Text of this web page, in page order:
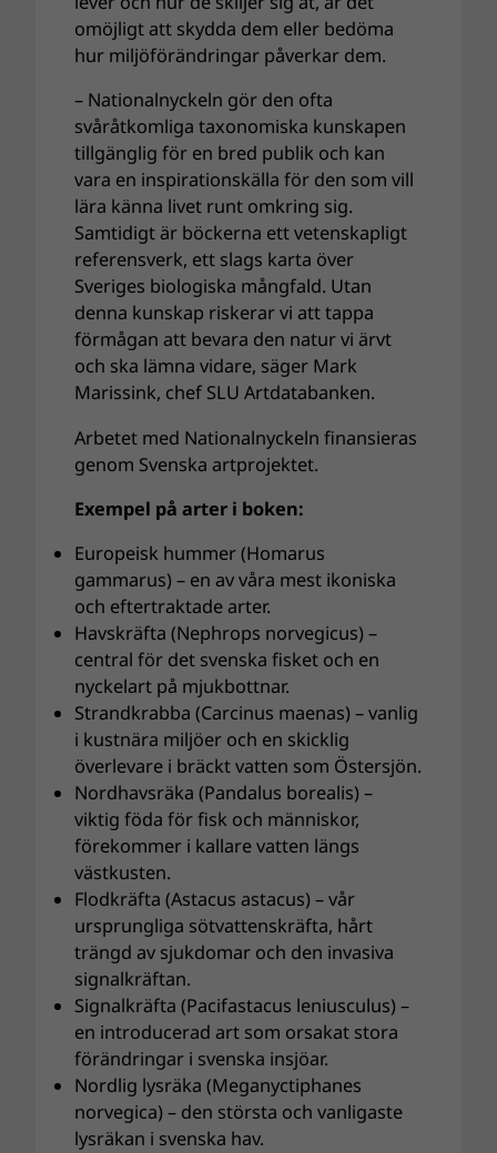
omöjligt att skydda dem eller bedöma
hur miljöförändringar påverkar dem.
– Nationalnyckeln gör den ofta
svåråtkomliga taxonomiska kunskapen
tillgänglig för en bred publik och kan
vara en inspirationskälla för den som vill
lära känna livet runt omkring sig.
Samtidigt är böckerna ett vetenskapligt
referensverk, ett slags karta över
Sveriges biologiska mångfald. Utan
denna kunskap riskerar vi att tappa
förmågan att bevara den natur vi ärvt
och ska lämna vidare, säger Mark
Marissink, chef SLU Artdatabanken.
Arbetet med Nationalnyckeln finansieras
genom Svenska artprojektet.
Exempel på arter i boken:
Europeisk hummer (Homarus
gammarus) – en av våra mest ikoniska
och eftertraktade arter.
Havskräfta (Nephrops norvegicus) –
central för det svenska fisket och en
nyckelart på mjukbottnar.
Strandkrabba (Carcinus maenas) – vanlig
i kustnära miljöer och en skicklig
överlevare i bräckt vatten som Östersjön.
Nordhavsräka (Pandalus borealis) –
viktig föda för fisk och människor,
förekommer i kallare vatten längs
västkusten.
Flodkräfta (Astacus astacus) – vår
ursprungliga sötvattenskräfta, hårt
trängd av sjukdomar och den invasiva
signalkräftan.
Signalkräfta (Pacifastacus leniusculus) –
en introducerad art som orsakat stora
förändringar i svenska insjöar.
Nordlig lysräka (Meganyctiphanes
norvegica) – den största och vanligaste
lysräkan i svenska hav.